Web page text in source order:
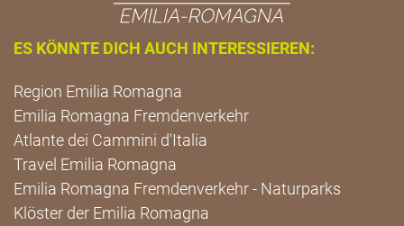
ES KÖNNTE DICH AUCH INTERESSIEREN:
Region Emilia Romagna
Emilia Romagna Fremdenverkehr
Atlante dei Cammini d'Italia
Travel Emilia Romagna
Emilia Romagna Fremdenverkehr - Naturparks
Klöster der Emilia Romagna